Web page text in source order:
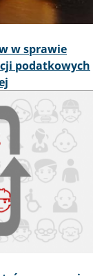
w sprawie
podatkowych